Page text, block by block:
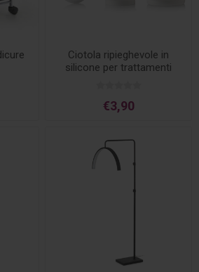
Ciotola ripieghevole in
silicone per trattamenti
€3,90